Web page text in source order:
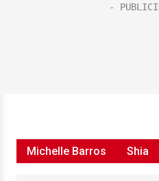
Michelle Barros Shia